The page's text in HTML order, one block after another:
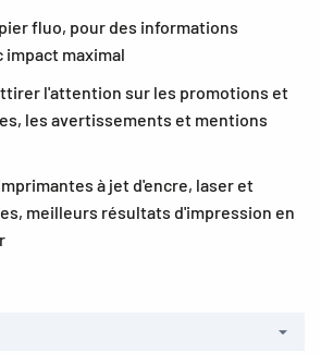
fluo, pour des informations
impact maximal
l'attention sur les promotions et
les avertissements et mentions
à jet d'encre, laser et
meilleurs résultats d'impression en